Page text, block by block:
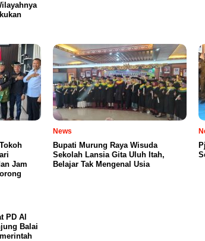
Jam
News
Bupati Murung Raya Wisuda
Sekolah Lansia Gita Uluh Itah,
Belajar Tak Mengenal Usia
PD Al
Balai